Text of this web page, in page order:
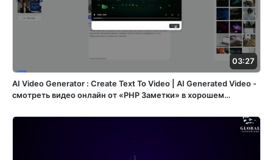
03:27
AI Video Generator : Create Text To Video | AI Generated Video -
смотреть видео онлайн от «PHP Заметки» в хорошем
00:03:27.